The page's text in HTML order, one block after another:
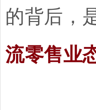
的背后，
流零售业